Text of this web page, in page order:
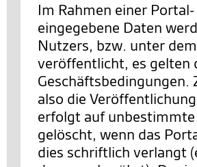
Im Rahmen einer
eingegebene Daten
Nutzers, bzw. unter
veröffentlicht, es gelten
also die
erfolgt auf
gelöscht, wenn das
dies schriftlich verlangt